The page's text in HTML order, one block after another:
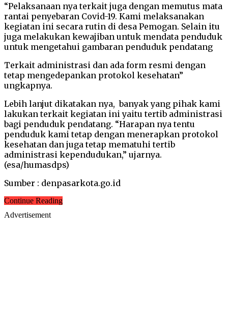
“Pelaksanaan nya terkait juga dengan memutus mata
rantai penyebaran Covid-19. Kami melaksanakan
kegiatan ini secara rutin di desa Pemogan. Selain itu
juga melakukan kewajiban untuk mendata penduduk
untuk mengetahui gambaran penduduk pendatang
Terkait administrasi dan ada form resmi dengan
tetap mengedepankan protokol kesehatan”
ungkapnya.
Lebih lanjut dikatakan nya, banyak yang pihak kami
lakukan terkait kegiatan ini yaitu tertib administrasi
bagi penduduk pendatang. “Harapan nya tentu
penduduk kami tetap dengan menerapkan protokol
kesehatan dan juga tetap mematuhi tertib
administrasi kependudukan,” ujarnya.
(esa/humasdps)
Sumber : denpasarkota.go.id
Continue Reading
Advertisement